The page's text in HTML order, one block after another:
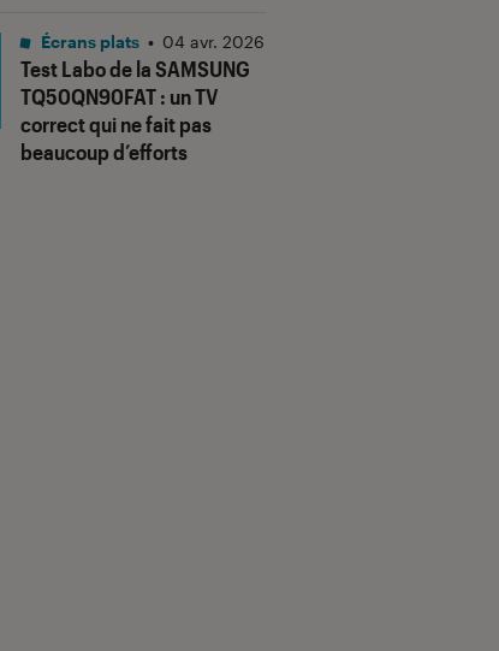
Test Labo de la SAMSUNG
TQ50QN90FAT : un TV
correct qui ne fait pas
beaucoup d’efforts
Écrans plats • 04 avr. 2026